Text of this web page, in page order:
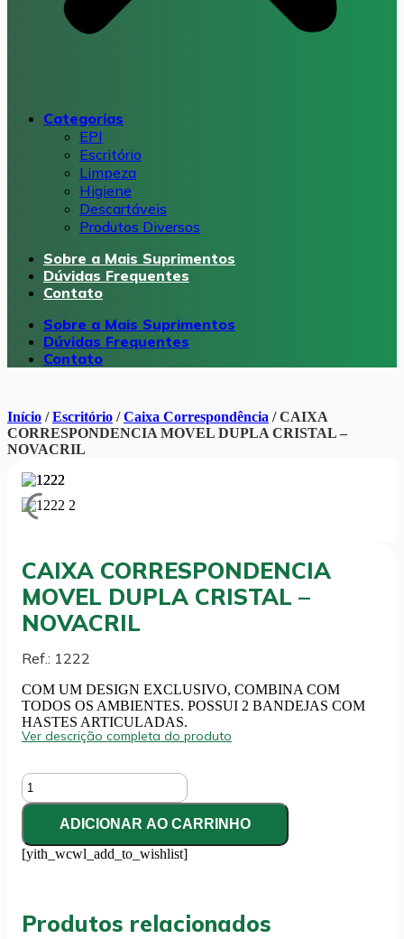
Categorias
EPI
Escritório
Limpeza
Higiene
Descartáveis
Produtos Diversos
Sobre a Mais Suprimentos
Dúvidas Frequentes
Contato
Sobre a Mais Suprimentos
Dúvidas Frequentes
Contato
Início /Escritório /Caixa Correspondência / CAIXA
CORRESPONDENCIA MOVEL DUPLA CRISTAL –
NOVACRIL
CAIXA CORRESPONDENCIA
MOVEL DUPLA CRISTAL –
NOVACRIL
Ref.: 1222
COM UM DESIGN EXCLUSIVO, COMBINA COM
TODOS OS AMBIENTES. POSSUI 2 BANDEJAS COM
HASTES ARTICULADAS.
Ver descrição completa do produto
CAIXA
CORRESPONDENCIA
MOVEL
DUPLA
CRISTAL
-
ADICIONAR AO CARRINHO
[yith_wcwl_add_to_wishlist]
Produtos relacionados